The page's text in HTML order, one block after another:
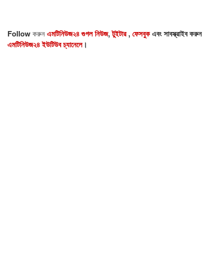
Followকরুনএমটিনিউজ২৪ গুগল নিউজ,টুইটার,ফেসবুকএবং সাবস্ক্রাইব করুন
এমটিনিউজ২৪ ইউটিউব চ্যানেলে।